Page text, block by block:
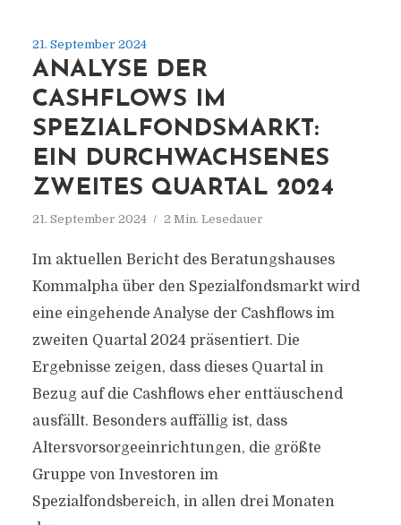
21. September 2024
ANALYSE DER
CASHFLOWS IM
SPEZIALFONDSMARKT:
EIN DURCHWACHSENES
ZWEITES QUARTAL 2024
21. September 2024 2 Min. Lesedauer
Im aktuellen Bericht des Beratungshauses
Kommalpha über den Spezialfondsmarkt wird
eine eingehende Analyse der Cashflows im
zweiten Quartal 2024 präsentiert. Die
Ergebnisse zeigen, dass dieses Quartal in
Bezug auf die Cashflows eher enttäuschend
ausfällt. Besonders auffällig ist, dass
Altersvorsorgeeinrichtungen, die größte
Gruppe von Investoren im
Spezialfondsbereich, in allen drei Monaten